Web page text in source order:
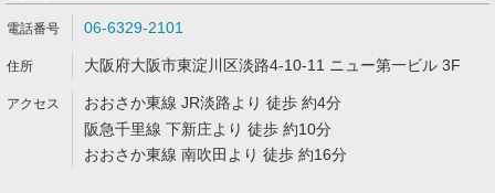
06-6329-2101
大阪府大阪市東淀川区淡路4-10-11 ニュー第一ビル 3F
おおさか東線 JR淡路より 徒歩 約4分
阪急千里線 下新庄より 徒歩 約10分
おおさか東線 南吹田より 徒歩 約16分